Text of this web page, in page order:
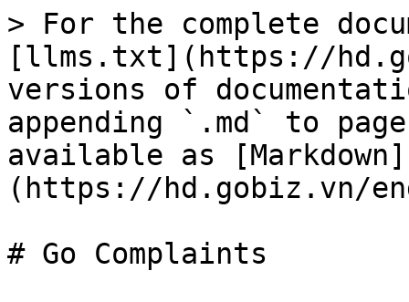
> For the complete
[llms.txt](https://
versions of
appending `.md` to
available as [Markdown]
(https://hd.gobiz.vn/
# Go Complaints